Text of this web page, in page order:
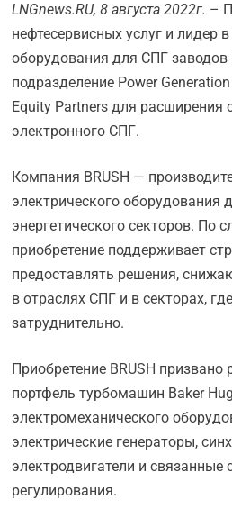
LNGnews.RU, 8 августа 2022г. –
нефтесервисных услуг и лидер
оборудования для СПГ заводов
подразделение Power
Equity Partners для расширения
электронного СПГ.
Компания BRUSH —
электрического
энергетического секторов. По
приобретение поддерживает
предоставлять решения,
в отраслях СПГ и в секторах,
затруднительно.
Приобретение BRUSH
портфель турбомашин Baker
электромеханического
электрические генераторы,
электродвигатели и связанные
регулирования.